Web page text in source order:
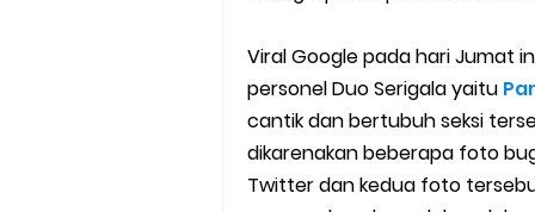
5 Cara Top Up InDriver dengan
5 Biaya Potongan Shopee
10 Cara Jitu Autobid Untuk
Viral Google pada hari Jumat
personel Duo Serigala yaitu
cantik dan bertubuh seksi
dikarenakan beberapa foto
Twitter dan kedua foto